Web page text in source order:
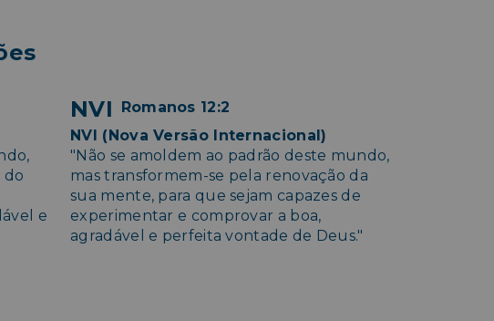
do
e
NVI
Romanos 12:2
NVI (Nova Versão Internacional)
"Não se amoldem ao padrão deste mundo,
mas transformem-se pela renovação da
sua mente, para que sejam capazes de
experimentar e comprovar a boa,
agradável e perfeita vontade de Deus."